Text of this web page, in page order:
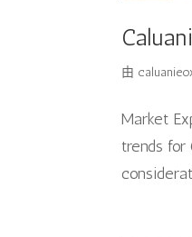
由
Market
trends for